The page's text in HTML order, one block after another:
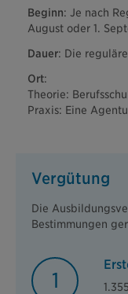
Beginn: Je nach
August oder 1.
Dauer: Die
Ort:
Theorie:
Praxis: Eine
Vergütung
Die
Bestimmungen
1